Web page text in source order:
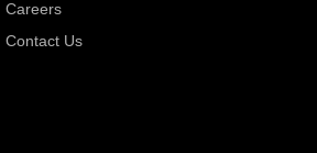
Careers
Contact Us